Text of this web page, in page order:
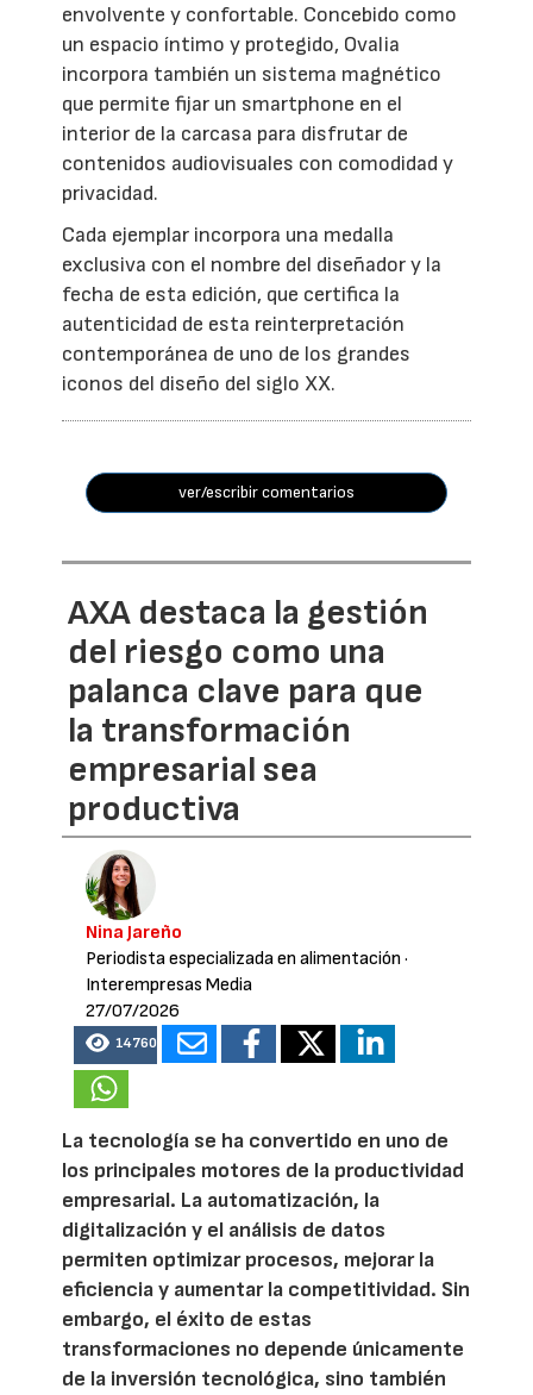
envolvente y confortable. Concebido como
un espacio íntimo y protegido, Ovalia
incorpora también un sistema magnético
que permite fijar un smartphone en el
interior de la carcasa para disfrutar de
contenidos audiovisuales con comodidad y
privacidad.
Cada ejemplar incorpora una medalla
exclusiva con el nombre del diseñador y la
fecha de esta edición, que certifica la
autenticidad de esta reinterpretación
contemporánea de uno de los grandes
iconos del diseño del siglo XX.
ver/escribir comentarios
AXA destaca la gestión
del riesgo como una
palanca clave para que
la transformación
empresarial sea
productiva
Nina Jareño
Periodista especializada en alimentación ·
Interempresas Media
27/07/2026
14760
La tecnología se ha convertido en uno de
los principales motores de la productividad
empresarial. La automatización, la
digitalización y el análisis de datos
permiten optimizar procesos, mejorar la
eficiencia y aumentar la competitividad. Sin
embargo, el éxito de estas
transformaciones no depende únicamente
de la inversión tecnológica, sino también